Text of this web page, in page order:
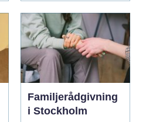
Familjerådgivning
i Stockholm